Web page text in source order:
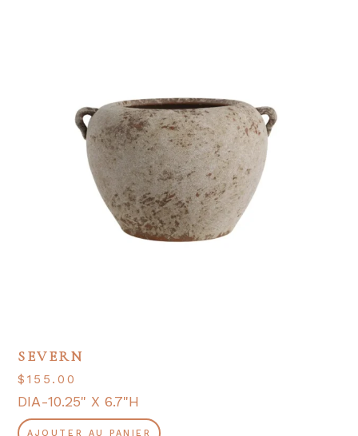
SEVERN
$ 155.00
DIA-10.25" X 6.7"H
AJOUTER AU PANIER